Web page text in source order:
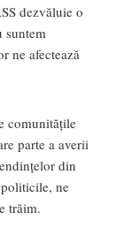
dezvăluie o
suntem
ne afectează
comunităţile
parte a averii
din
ne
trăim.